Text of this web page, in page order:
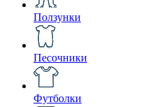
Ползунки
Песочники
Футболки